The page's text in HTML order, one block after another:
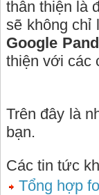
thân thiện là
sẽ không chỉ
Google
thiện với các
Trên đây là
bạn.
Các tin tức
Tổng hợp